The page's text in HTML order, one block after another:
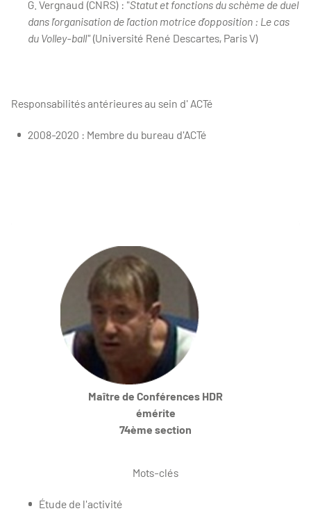
G. Vergnaud (CNRS) : "Statut et fonctions du schème de duel
dans l’organisation de l’action motrice d’opposition : Le cas
du Volley-ball" (Université René Descartes, Paris V)
Responsabilités antérieures au sein d' ACTé
2008-2020 : Membre du bureau d'ACTé
Maître de Conférences HDR
émérite
74ème section
Mots-clés
Étude de l'activité